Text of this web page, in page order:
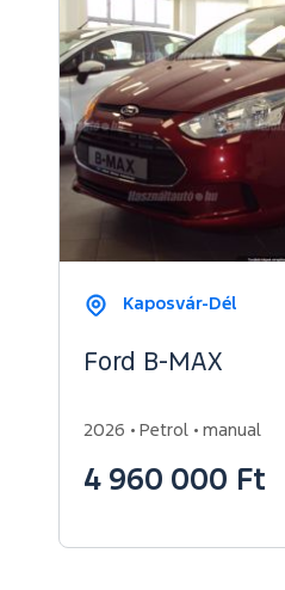
Kaposvár-Dél
Ford B-MAX
2026 Petrol manual
4 960 000 Ft